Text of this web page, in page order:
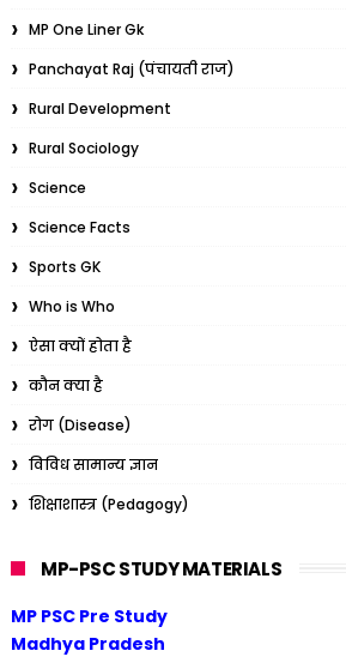
MP One Liner Gk
Panchayat Raj (पंचायती राज)
Rural Development
Rural Sociology
Science
Science Facts
Sports GK
Who is Who
ऐसा क्यों होता है
कौन क्या है
रोग (Disease)
विविध सामान्य ज्ञान
शिक्षाशास्त्र (Pedagogy)
MP-PSC STUDY MATERIALS
MP PSC Pre Study
Madhya Pradesh